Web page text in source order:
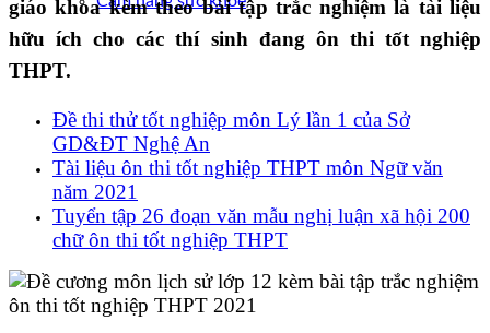
giáo khoa kèm theo bài tập trắc nghiệm là tài liệu
hữu ích cho các thí sinh đang ôn thi tốt nghiệp
THPT.
Đề thi thử tốt nghiệp môn Lý lần 1 của Sở
GD&ĐT Nghệ An
Tài liệu ôn thi tốt nghiệp THPT môn Ngữ văn
năm 2021
Tuyển tập 26 đoạn văn mẫu nghị luận xã hội 200
chữ ôn thi tốt nghiệp THPT